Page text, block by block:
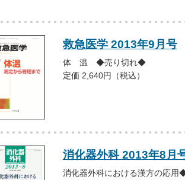
救急医学 2013年9月号
体 温 ◆売り切れ◆
定価 2,640円（税込）
消化器外科 2013年8月
消化器外科における漢方の応